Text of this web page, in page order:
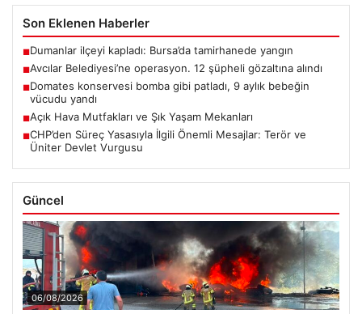
Son Eklenen Haberler
■Dumanlar ilçeyi kapladı: Bursa’da tamirhanede yangın
■Avcılar Belediyesi’ne operasyon. 12 şüpheli gözaltına alındı
■Domates konservesi bomba gibi patladı, 9 aylık bebeğin
vücudu yandı
■Açık Hava Mutfakları ve Şık Yaşam Mekanları
■CHP’den Süreç Yasasıyla İlgili Önemli Mesajlar: Terör ve
Üniter Devlet Vurgusu
Güncel
06/08/2026